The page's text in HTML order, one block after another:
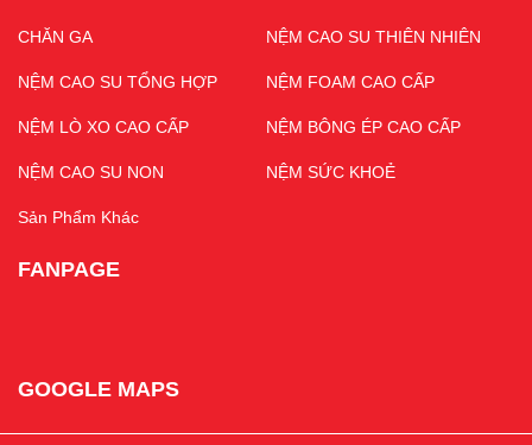
CHĂN GA NỆM CAO SU THIÊN NHIÊN
NỆM CAO SU TỔNG HỢP NỆM FOAM CAO CẤP
NỆM LÒ XO CAO CẤP NỆM BÔNG ÉP CAO CẤP
NỆM CAO SU NON NỆM SỨC KHOẺ
Sản Phẩm Khác
FANPAGE
GOOGLE MAPS